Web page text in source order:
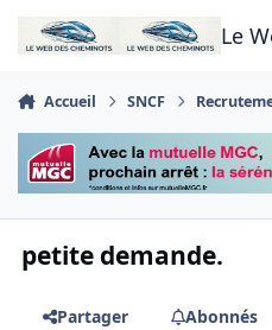
Aller au contenu
Le
Accueil SNCF
petite demande.
Partager
Abonnés